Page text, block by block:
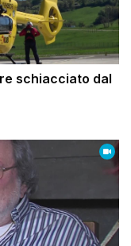
schiacciato dal